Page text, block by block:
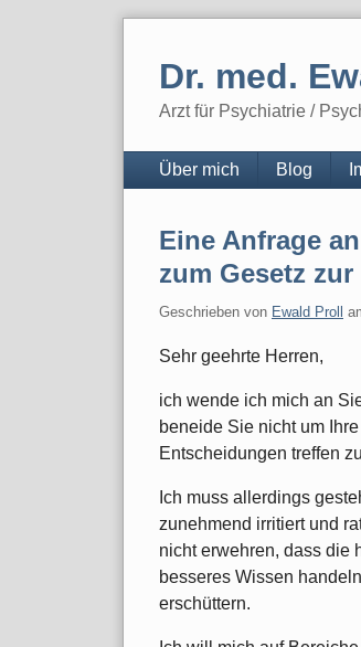
Dr. med.
Arzt für Psychiatrie /
Navigation
Über mich Blog
Eine Anfrage
zum Gesetz
Geschrieben von Ewald Proll
Sehr geehrte Herren,
ich wende ich mich an
beneide Sie nicht um
Entscheidungen treffen
Ich muss allerdings
zunehmend irritiert und
nicht erwehren, dass die
besseres Wissen
erschüttern.